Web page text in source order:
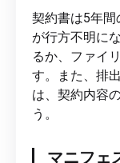
契約書は5年
が行方不明に
るか、ファイ
す。また、排
は、契約内容
う。
マニフェ